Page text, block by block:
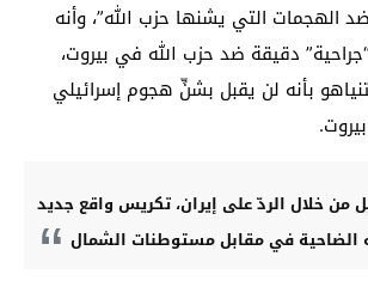
الهجمات التي يشنها حزب الله”، وأنه
دقيقة ضد حزب الله في بيروت،
بأنه لن يقبل بشنِّ هجوم إسرائيلي
من خلال الردّ على إيران، تكريس واقع جديد
الضاحية في مقابل مستوطنات الشمال